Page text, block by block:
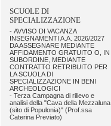
SCUOLE DI
SPECIALIZZAZIONE
- AVVISO DI VACANZA
INSEGNAMENTI A.A. 2026/2027
DA ASSEGNARE MEDIANTE
AFFIDAMENTO GRATUITO O, IN
SUBORDINE, MEDIANTE
CONTRATTO RETRIBUITO PER
LA SCUOLA DI
SPECIALIZZAZIONE IN BENI
ARCHEOLOGICI
- Terza Campagna di rilievo e
analisi della "Cava della Mezzaluna
(sito di Populonia)" (Prof.ssa
Caterina Previato)